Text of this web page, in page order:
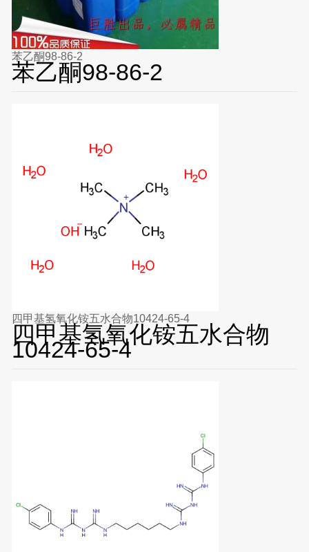
苯乙酮98-86-2
苯乙酮98-86-2
四甲基氢氧化铵五水合物10424-65-4
四甲基氢氧化铵五水合物
10424-65-4